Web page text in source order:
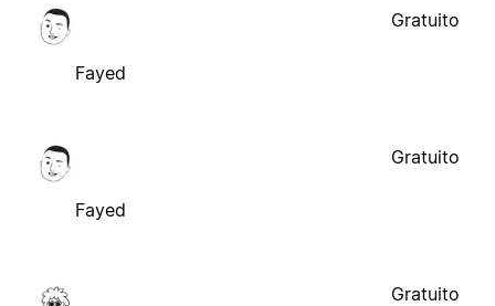
Fayed
Gratuito
Fayed
Gratuito
Gratuito